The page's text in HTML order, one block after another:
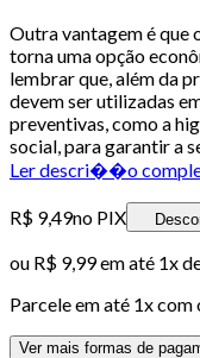
Outra vantagem é que
torna uma opção
lembrar que, além da
devem ser utilizadas
preventivas, como a
social, para garantir a
Ler descri��o
R$ 9,49no PIX
ou R$ 9,99em até 1x
Parcele em até 1x com
Ver mais formas de